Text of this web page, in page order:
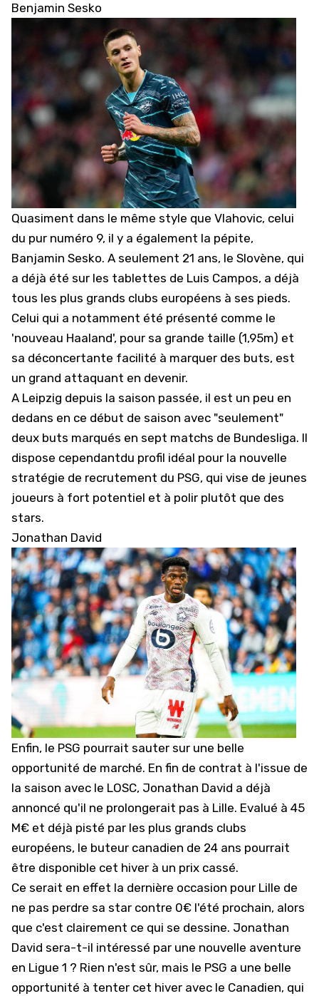
Benjamin Sesko
Quasiment dans le même style que Vlahovic, celui
du pur numéro 9, il y a également la pépite,
Banjamin Sesko. A seulement 21 ans, le Slovène, qui
a déjà été sur les tablettes de Luis Campos, a déjà
tous les plus grands clubs européens à ses pieds.
Celui qui a notamment été présenté comme le
'nouveau Haaland', pour sa grande taille (1,95m) et
sa déconcertante facilité à marquer des buts, est
un grand attaquant en devenir.
A Leipzig depuis la saison passée, il est un peu en
dedans en ce début de saison avec "seulement"
deux buts marqués en sept matchs de Bundesliga. Il
dispose cependantdu profil idéal pour la nouvelle
stratégie de recrutement du PSG, qui vise de jeunes
joueurs à fort potentiel et à polir plutôt que des
stars.
Jonathan David
Enfin, le PSG pourrait sauter sur une belle
opportunité de marché. En fin de contrat à l'issue de
la saison avec le LOSC, Jonathan David a déjà
annoncé qu'il ne prolongerait pas à Lille. Evalué à 45
M€ et déjà pisté par les plus grands clubs
européens, le buteur canadien de 24 ans pourrait
être disponible cet hiver à un prix cassé.
Ce serait en effet la dernière occasion pour Lille de
ne pas perdre sa star contre 0€ l'été prochain, alors
que c'est clairement ce qui se dessine. Jonathan
David sera-t-il intéressé par une nouvelle aventure
en Ligue 1 ? Rien n'est sûr, mais le PSG a une belle
opportunité à tenter cet hiver avec le Canadien, qui